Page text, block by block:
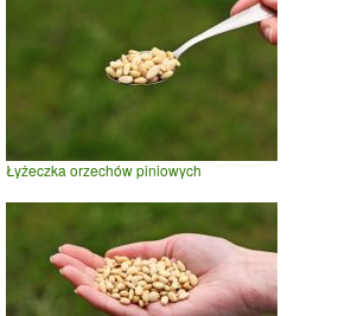
Łyżeczka orzechów piniowych